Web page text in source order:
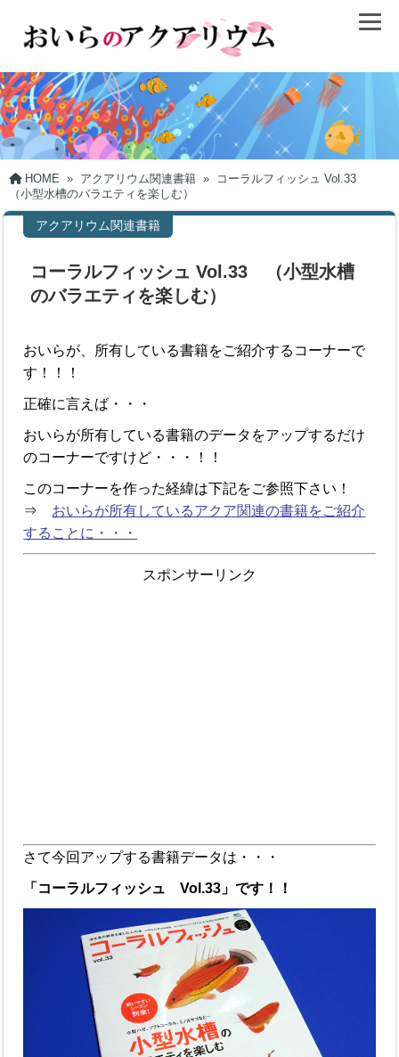
HOME » アクアリウム関連書籍 »
コーラルフィッシュ Vol.33
（小型水槽のバラエティを楽しむ）
アクアリウム関連書籍
コーラルフィッシュ Vol.33 （小型水槽
のバラエティを楽しむ）
おいらが、所有している書籍をご紹介するコーナーで
す！！！
正確に言えば・・・
おいらが所有している書籍のデータをアップするだけ
のコーナーですけど・・・！！
このコーナーを作った経緯は下記をご参照下さい！
⇒ おいらが所有しているアクア関連の書籍をご紹介
することに・・・
スポンサーリンク
さて今回アップする書籍データは・・・
「コーラルフィッシュ Vol.33」です！！